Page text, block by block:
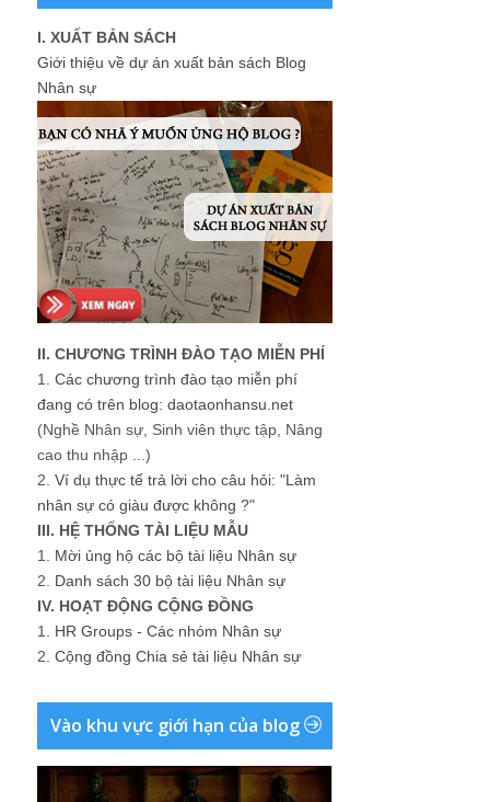
I. XUẤT BẢN SÁCH
Giới thiệu về dự án xuất bản sách Blog
Nhân sự
II. CHƯƠNG TRÌNH ĐÀO TẠO MIỄN PHÍ
1. Các chương trình đào tạo miễn phí
đang có trên blog: daotaonhansu.net
(Nghề Nhân sự, Sinh viên thực tập, Nâng
cao thu nhập ...)
2. Ví dụ thực tế trả lời cho câu hỏi: "Làm
nhân sự có giàu được không ?"
III. HỆ THỐNG TÀI LIỆU MẪU
1. Mời ủng hộ các bộ tài liệu Nhân sự
2. Danh sách 30 bộ tài liệu Nhân sự
IV. HOẠT ĐỘNG CỘNG ĐỒNG
1. HR Groups - Các nhóm Nhân sự
2. Cộng đồng Chia sẻ tài liệu Nhân sự
Vào khu vực giới hạn của blog